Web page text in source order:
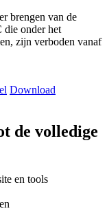
brengen van de
die onder het
zijn verboden vanaf
Download
de volledige
en tools